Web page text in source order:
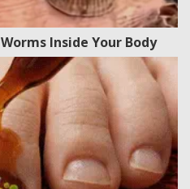
Inside Your Body